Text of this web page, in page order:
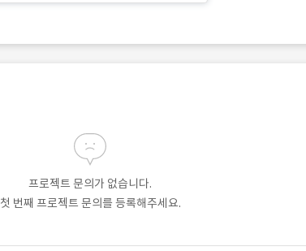
프로젝트 문의가 없습니다.
첫 번째 프로젝트 문의를 등록해주세요.